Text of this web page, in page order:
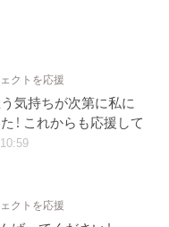
クトを応援
気持ちが次第に私に
！ これからも応援して
クトを応援